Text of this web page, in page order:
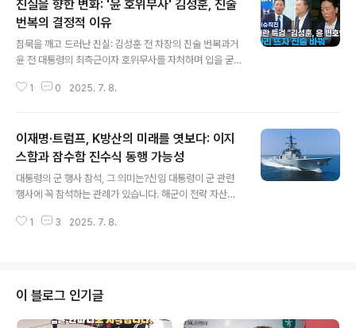
진실을 향한 변화: '윤 호위무사' 김성훈, 진술
번복의 결정적 이유
침묵을 깨고 드러난 진실: 김성훈 전 차장의 진술 번복과거
윤 전 대통령의 최측근이자 호위무사를 자처하며 입을 굳
장을 바꿨습니다. 이는 단순한 태도 변화를 넘어, 수사의 중
증언을 제공했습니다. 그의 진술 번복은 특검 수사에 결정
적인 영향을 미쳤으며, 그 배경에 대한 분석이 필요합니다.
SBS 뉴스 기사를 통해 자세한 내용을 확인할 수 있습니다.
숨겨진 진실의 조각들: 진술 번복의 배경김성훈 전 차장의
장 큰 요인은 객관적인 증거의 제시입니다. 특히, 비화폰 내
1 0 2025. 7. 8.
이재명·트럼프, K방산의 미래를 엿보다: 이지
스함과 잠수함 진수식 동행 가능성
대통령의 군 행사 참석, 그 의미는?신임 대통령이 군 관련
행사에 꼭 참석하는 관례가 있습니다. 해군이 전략 자산으
니다. 역대 대통령은 해군의 차세대 함정과 잠수함 진수식
입니다. 차세대 이지스함 사업인 ‘한국형 구축함(KDX)-Ⅲ
배치(Batch)-Ⅱ’ 사업의 2번함이자 해군의 다섯 번째 이지
스함인 ‘다산정약용함’ 진수식입니다. 배수량 8200t급으
1 3 2025. 7. 8.
이 블로그 인기글